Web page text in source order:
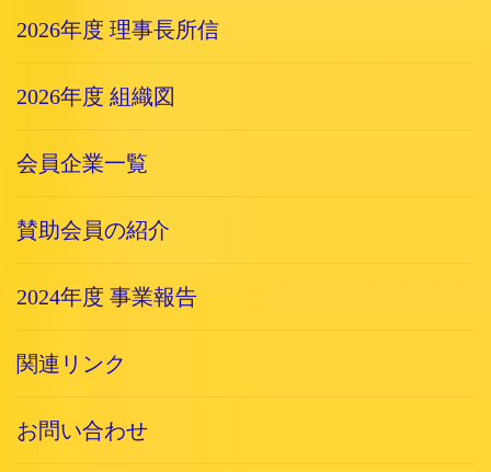
2026年度 理事長所信
2026年度 組織図
会員企業一覧
賛助会員の紹介
2024年度 事業報告
関連リンク
お問い合わせ